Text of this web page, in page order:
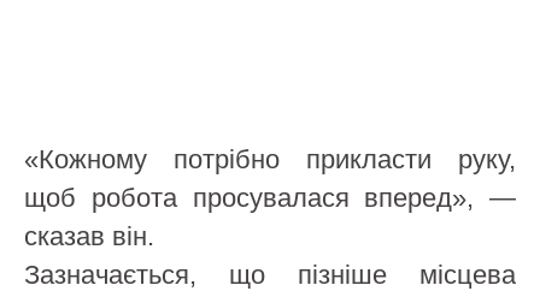
«Кожному потрібно прикласти руку,
щоб робота просувалася вперед», —
сказав він.
Зазначається, що пізніше місцева